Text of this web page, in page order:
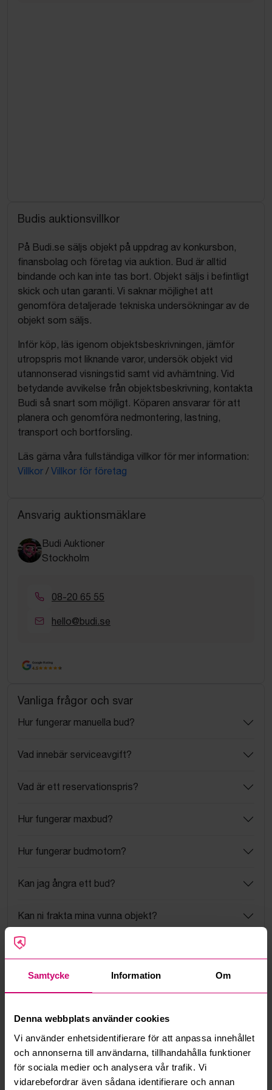
Samtycke Information Om
Denna webbplats använder cookies
Vi använder enhetsidentifierare för att anpassa innehållet
och annonserna till användarna, tillhandahålla funktioner
för sociala medier och analysera vår trafik. Vi
vidarebefordrar även sådana identifierare och annan
Budis auktionsvillkor
På Budi.se säljs objekt på uppdrag av konkursbon,
finansbolag och företag via auktion. Bud är alltid
bindande och kan inte tas bort. Objekt säljs i befintligt
skick och utan garanti. Vi saknar möjlighet att
genomföra detaljerade tekniska undersökningar av de
objekt som säljs.
Inför köp, läs igenom objektsbeskrivningen, jämför
utropspris mot liknande varor, undersök objekt vid
utannonserad visningstid samt vid avhämtning. Vid
betydande avvikelse från objektsbeskrivning, kontakta
Budi så snart som möjligt. Köparen ansvarar för att
planera och genomföra nedmontering, lastning,
transport och bortforsling.
Läs gärna våra fullständiga villkor för mer information:
Villkor / Villkor för företag
Ansvarig auktionsmäklare
Budi Auktioner
Stockholm
08-20 65 55
hello@budi.se
Google Rating
4.5
Vanliga frågor och svar
Hur fungerar manuella bud?
Vad innebär serviceavgift?
Vad är ett reservationspris?
Hur fungerar maxbud?
Hur fungerar budmotorn?
Kan jag ångra ett bud?
Kan ni frakta mina vunna objekt?
Mer från samma kategori
Oanvänd Oanvänd